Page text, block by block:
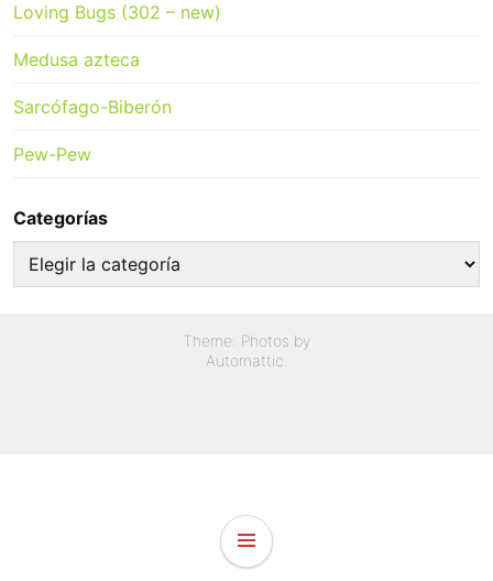
Loving Bugs (302 – new)
Medusa azteca
Sarcófago-Biberón
Pew-Pew
Categorías
Categorías
Theme: Photos by
Automattic